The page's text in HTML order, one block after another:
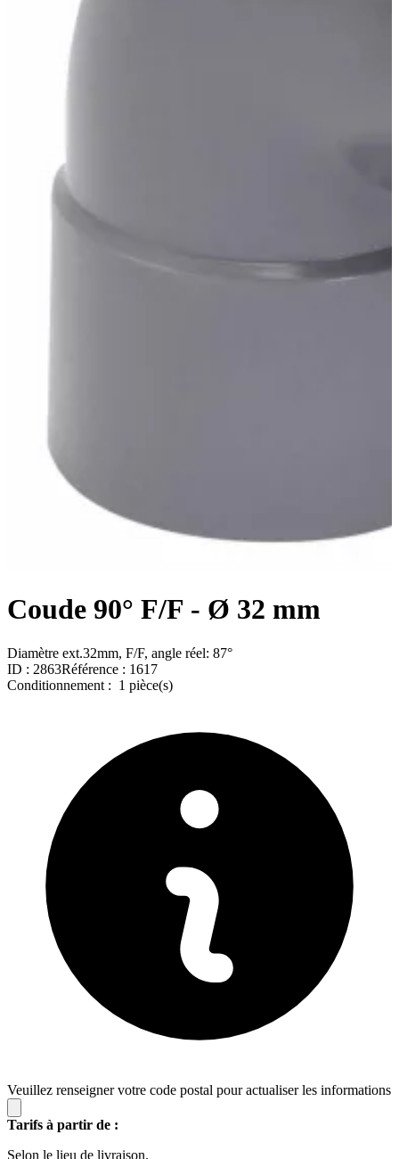
Coude 90° F/F - Ø 32 mm
Diamètre ext.32mm, F/F, angle réel: 87°
ID : 2863Référence : 1617
Conditionnement : 1 pièce(s)
Veuillez renseigner votre code postal pour actualiser les informations
Tarifs à partir de :
Selon le lieu de livraison.